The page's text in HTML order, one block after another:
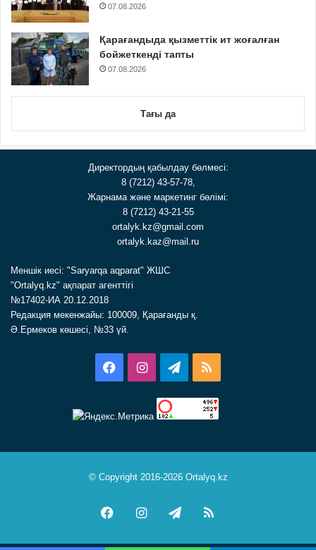
07.08.2026
Қарағандыда қызметтік ит жоғалған
бойжеткенді тапты
07.08.2026
Тағы да
Директордың қабылдау бөлмесі:
8 (7212) 43-57-78,
Жарнама және маркетинг бөлімі:
8 (7212) 43-21-55
ortalyk.kz@gmail.com
ortalyk.kaz@mail.ru
Меншік иесі: "Saryarqa aqparat" ЖШС
"Ortalyq.kz" ақпарат агенттігі
№17402-ИА 20.12.2018
Редакция мекенжайы: 100009, Қарағанды қ.
Ә.Ермеков көшесі, №33 үй.
FacebookInstagramTelegram
© Copyright 2016-2026 Ortalyq.kz
FacebookInstagramTelegram